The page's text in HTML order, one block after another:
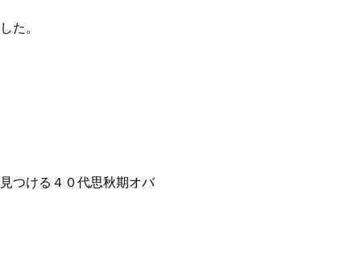
た。
つける４０代思秋期オバ